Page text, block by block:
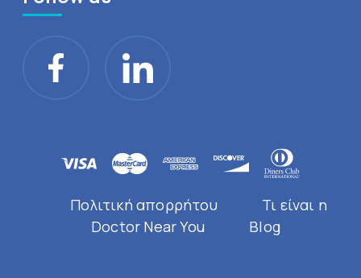
Πολιτική απορρήτου
Τι είναι η
Doctor Near You
Blog